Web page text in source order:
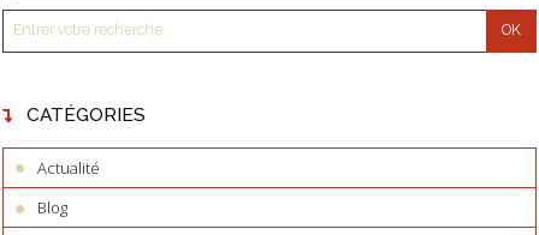
CATÉGORIES
Actualité
Blog